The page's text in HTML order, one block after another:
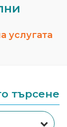
услугата
търсене